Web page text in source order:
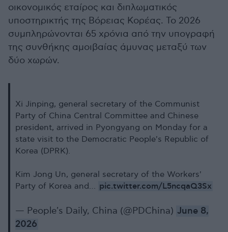
οικονομικός εταίρος και διπλωματικός
υποστηρικτής της Βόρειας Κορέας. Το 2026
συμπληρώνονται 65 χρόνια από την υπογραφή
της συνθήκης αμοιβαίας άμυνας μεταξύ των
δύο χωρών.
Xi Jinping, general secretary of the Communist
Party of China Central Committee and Chinese
president, arrived in Pyongyang on Monday for a
state visit to the Democratic People's Republic of
Korea (DPRK).
Kim Jong Un, general secretary of the Workers'
Party of Korea and… pic.twitter.com/L5ncqaQ3Sx
— People's Daily, China (@PDChina) June 8,
2026